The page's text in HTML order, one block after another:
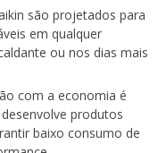
são projetados para
em qualquer
ou nos dias mais
com a economia é
produtos
baixo consumo de